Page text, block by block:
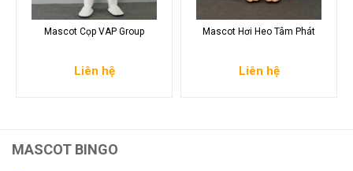
Mascot Cọp VAP Group
Liên hệ
Mascot Hơi Heo Tâm Phát
Liên hệ
MASCOT BINGO